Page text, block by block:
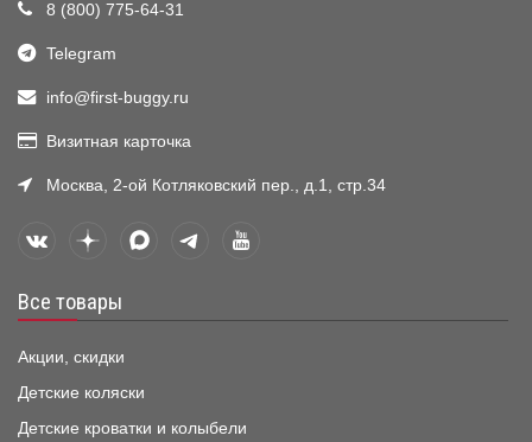
8 (800) 775-64-31
Telegram
info@first-buggy.ru
Визитная карточка
Москва, 2-ой Котляковский пер., д.1, стр.34
Все товары
Акции, скидки
Детские коляски
Детские кроватки и колыбели